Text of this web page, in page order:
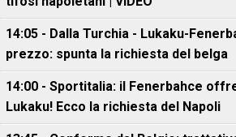
14:05 - Dalla Turchia - Lukaku-
prezzo: spunta la richiesta del belga
14:00 - Sportitalia: il Fenerbahce
Lukaku! Ecco la richiesta del Napoli